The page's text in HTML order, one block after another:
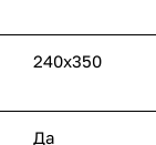
240х350
Да